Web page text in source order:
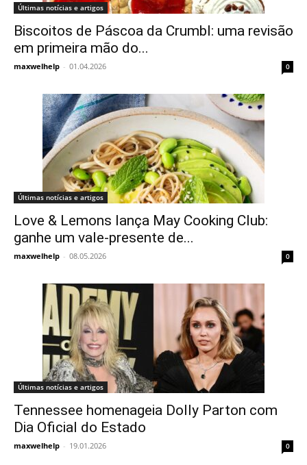
Últimas notícias e artigos
Biscoitos de Páscoa da Crumbl: uma revisão
em primeira mão do...
maxwelhelp - 01.04.2026 0
Últimas notícias e artigos
Love & Lemons lança May Cooking Club:
ganhe um vale-presente de...
maxwelhelp - 08.05.2026 0
Últimas notícias e artigos
Tennessee homenageia Dolly Parton com
Dia Oficial do Estado
maxwelhelp - 19.01.2026 0